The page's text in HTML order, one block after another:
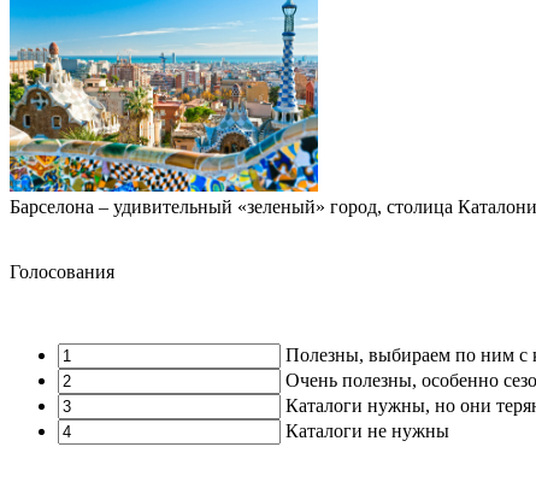
Барселона – удивительный «зеленый» город, столица
Голосования
Полезны, выбираем по ним с
Очень полезны, особенно
Каталоги нужны, но они
Каталоги не нужны